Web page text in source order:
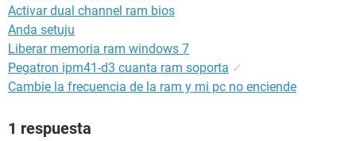
Activar dual channel ram bios
Anda setuju
Liberar memoria ram windows 7
Pegatron ipm41-d3 cuanta ram soporta ✓
Cambie la frecuencia de la ram y mi pc no enciende
1 respuesta